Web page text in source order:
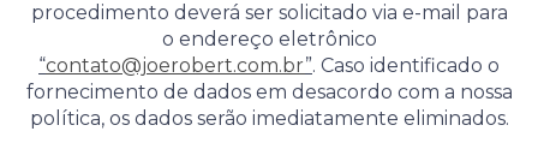
procedimento deverá ser solicitado via e-mail para
o endereço eletrônico
“contato@joerobert.com.br”. Caso identificado o
fornecimento de dados em desacordo com a nossa
política, os dados serão imediatamente eliminados.